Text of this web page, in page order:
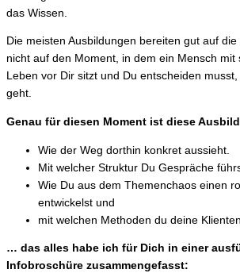
das Wissen.
Die meisten Ausbildungen bereiten gut auf
nicht auf den Moment, in dem ein Mensch mit
Leben vor Dir sitzt und Du entscheiden
geht.
Genau für diesen Moment ist diese
Wie der Weg dorthin konkret aussieht.
Mit welcher Struktur Du Gespräche
Wie Du aus dem Themenchaos einen
entwickelst und
mit welchen Methoden du deine
… das alles habe ich für Dich in einer
Infobroschüre zusammengefasst: